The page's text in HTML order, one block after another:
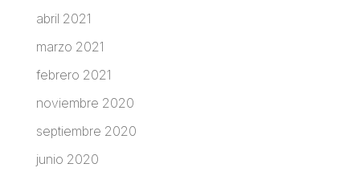
abril 2021
marzo 2021
febrero 2021
noviembre 2020
septiembre 2020
junio 2020